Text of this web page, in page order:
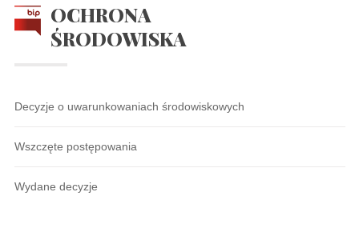
OCHRONA
ŚRODOWISKA
Decyzje o uwarunkowaniach środowiskowych
Wszczęte postępowania
Wydane decyzje